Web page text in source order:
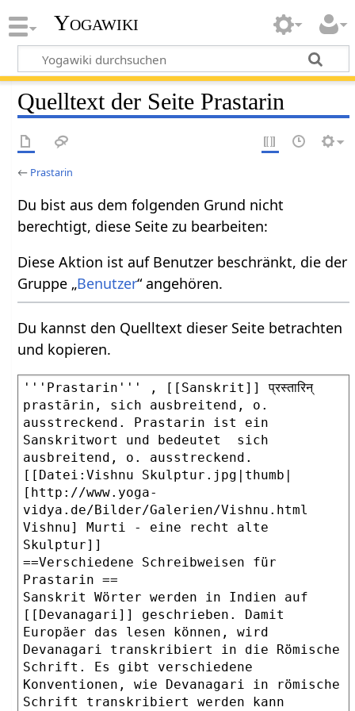
Yogawiki
Quelltext der Seite Prastarin
← Prastarin
Du bist aus dem folgenden Grund nicht
berechtigt, diese Seite zu bearbeiten:
Diese Aktion ist auf Benutzer beschränkt, die der
Gruppe „Benutzer“ angehören.
Du kannst den Quelltext dieser Seite betrachten
und kopieren.